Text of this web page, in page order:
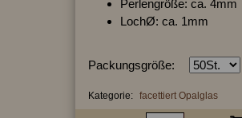
Perlengröße: ca. 4mm
LochØ: ca. 1mm
Packungsgröße:
Kategorie: facettiert Opalglas